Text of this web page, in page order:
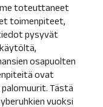
toteuttaneet
toimenpiteet,
pysyvät
osapuolten
ovat
Tästä
vuoksi